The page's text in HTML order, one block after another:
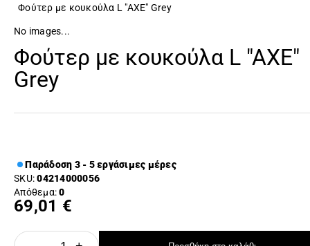
Φούτερ με κουκούλα L "AXE" Grey
No images...
Φούτερ με κουκούλα L "AXE"
Grey
Παράδοση 3 - 5 εργάσιμες μέρες
SKU:04214000056
Απόθεμα:0
69,01 €